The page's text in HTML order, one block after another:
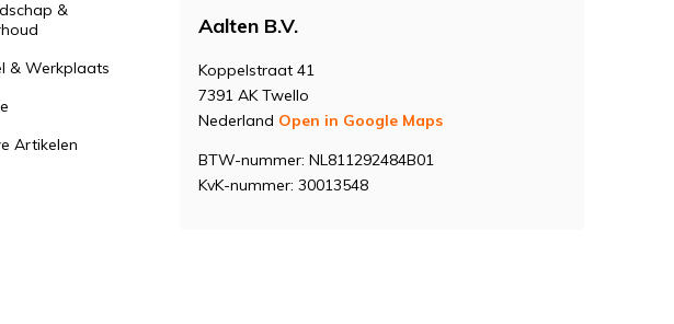
&
& Werkplaats
Artikelen
Aalten B.V.
Koppelstraat 41
7391 AK Twello
Nederland Open in Google Maps
BTW-nummer: NL811292484B01
KvK-nummer: 30013548